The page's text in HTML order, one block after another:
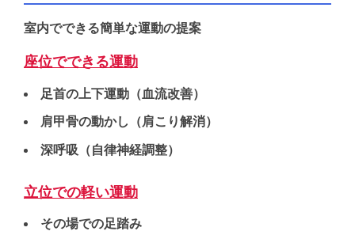
室内でできる簡単な運動の提案
座位でできる運動
足首の上下運動（血流改善）
肩甲骨の動かし（肩こり解消）
深呼吸（自律神経調整）
立位での軽い運動
その場での足踏み